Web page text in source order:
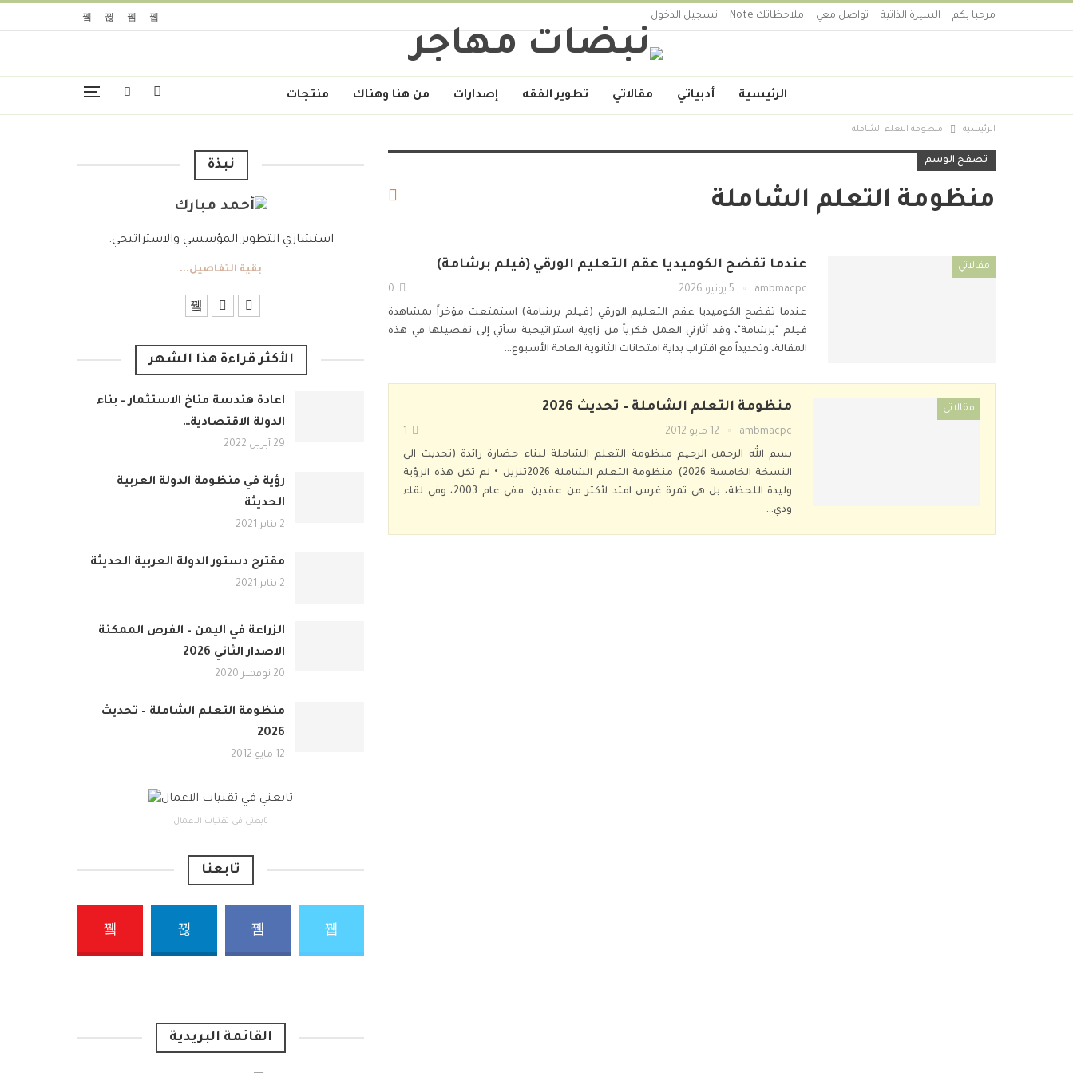
مرحبا بكم السيرة الذاتية تواصل معي ملاحظاتك Note تسجيل الدخول
الرئيسية أدبياتي مقالاتي تطوير الفقه إصدارات من هنا وهناك منتجات
الرئيسية منظومة التعلم الشاملة
تصفح الوسم
منظومة التعلم الشاملة
مقالاتي عندما تفضح الكوميديا عقم التعليم الورقي (فيلم برشامة)
ambmacpc 5 يونيو 2026
عندما تفضح الكوميديا عقم التعليم الورقي (فيلم برشامة) استمتعت مؤخراً بمشاهدة
فيلم "برشامة"، وقد أثارني العمل فكرياً من زاوية استراتيجية سآتي إلى تفصيلها في هذه
المقالة، وتحديداً مع اقتراب بداية امتحانات الثانوية العامة الأسبوع…
مقالاتي منظومة التعلم الشاملة – تحديث 2026
ambmacpc 12 مايو 2012
بسم الله الرحمن الرحيم منظومة التعلم الشاملة لبناء حضارة رائدة (تحديث الى
النسخة الخامسة 2026)
منظومة التعلم الشاملة 2026تنزيل
• لم تكن هذه الرؤية
وليدة اللحظة، بل هي ثمرة غرس امتد لأكثر من عقدين. ففي عام 2003، وفي لقاء
ودي…
نبذة
استشاري التطوير المؤسسي والاستراتيجي.
بقية التفاصيل...
الأكثر قراءة هذا الشهر
اعادة هندسة مناخ الاستثمار – بناء
الدولة الاقتصادية…
29 أبريل 2022
رؤية في منظومة الدولة العربية
الحديثة
2 يناير 2021
مقترح دستور الدولة العربية الحديثة
2 يناير 2021
الزراعة في اليمن – الفرص الممكنة
الاصدار الثاني 2026
20 نوفمبر 2020
منظومة التعلم الشاملة – تحديث
2026
12 مايو 2012
تابعني في تقنيات الاعمال
تابعنا
القائمة البريدية